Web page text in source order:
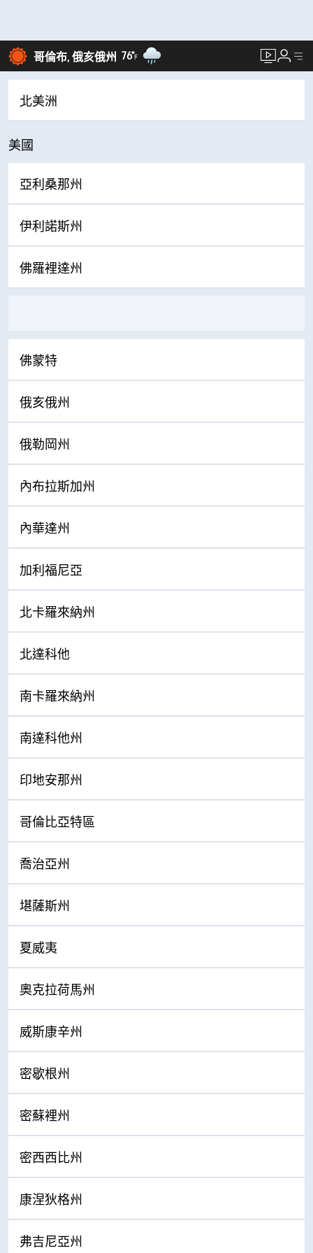
哥倫布, 俄亥俄州 76°F
北美洲
美國
亞利桑那州
伊利諾斯州
佛羅裡達州
佛蒙特
俄亥俄州
俄勒岡州
內布拉斯加州
內華達州
加利福尼亞
北卡羅來納州
北達科他
南卡羅來納州
南達科他州
印地安那州
哥倫比亞特區
喬治亞州
堪薩斯州
夏威夷
奧克拉荷馬州
威斯康辛州
密歇根州
密蘇裡州
密西西比州
康涅狄格州
弗吉尼亞州